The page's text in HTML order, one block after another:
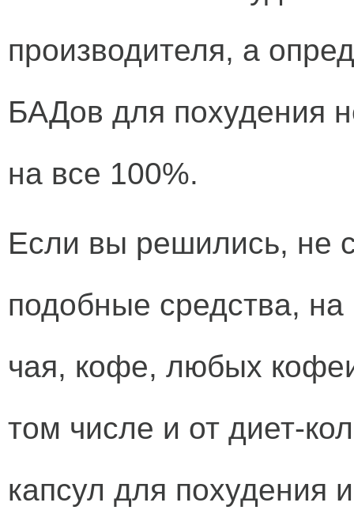
производителя, а
БАДов для похудения
на все 100%.
Если вы решились, не
подобные средства,
чая, кофе, любых
том числе и от диет-
капсул для похудения